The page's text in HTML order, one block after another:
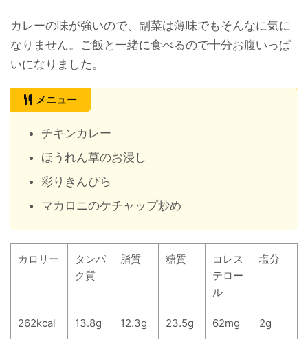
カレーの味が強いので、副菜は薄味でもそんなに気に
なりません。ご飯と一緒に食べるので十分お腹いっぱ
いになりました。
メニュー
チキンカレー
ほうれん草のお浸し
彩りきんぴら
マカロニのケチャップ炒め
カロリー
タンパ
ク質
脂質 糖質
コレス
テロー
ル
塩分
262kcal 13.8g 12.3g 23.5g 62mg 2g